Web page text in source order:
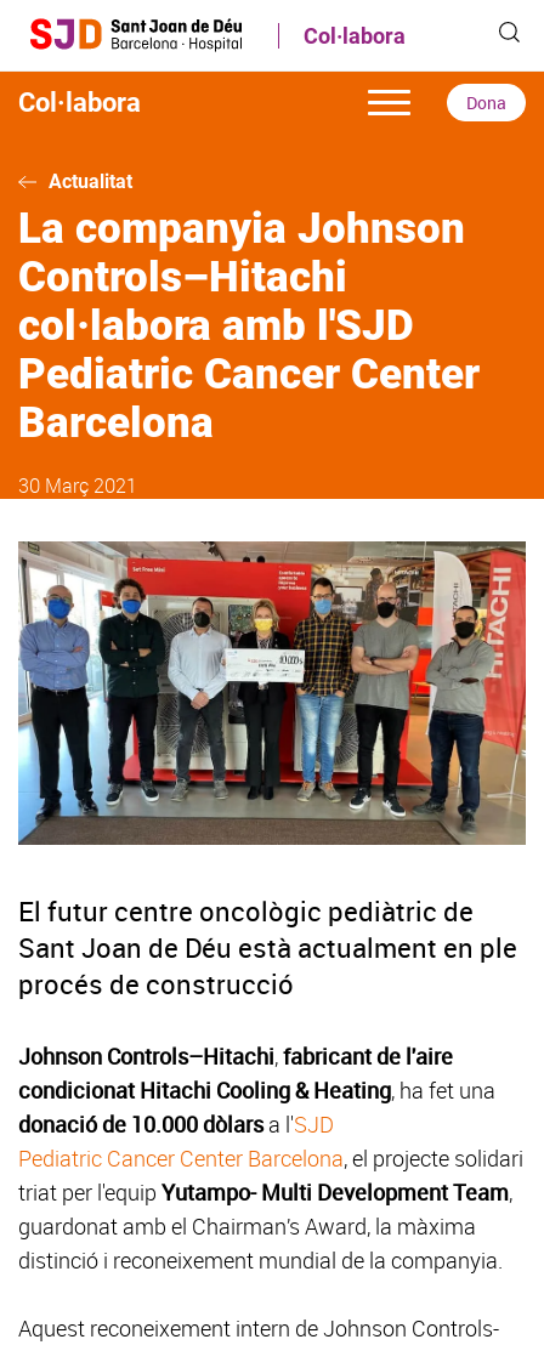
contingut
Col·labora
Col·labora Dona
Actualitat
La companyia Johnson
Controls–Hitachi
col·labora amb l'SJD
Pediatric Cancer Center
Barcelona
30 Març 2021
El futur centre oncològic pediàtric de
Sant Joan de Déu està actualment en ple
procés de construcció
Johnson Controls–Hitachi,fabricant de l'aire
condicionat Hitachi Cooling & Heating, ha fet una
donació de 10.000 dòlarsa l'SJD
Pediatric Cancer Center Barcelona, el projecte solidari
triat per l'equip Yutampo- Multi Development Team,
guardonat amb el Chairman’s Award, la màxima
distinció i reconeixement mundial de la companyia.
Aquest reconeixement intern de Johnson Controls-